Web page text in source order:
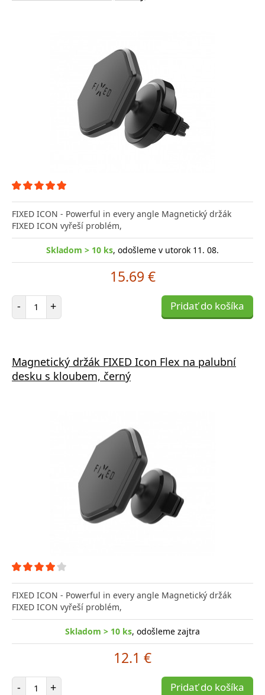
FIXED ICON - Powerful in every angle Magnetický držák
FIXED ICON vyřeší problém,
Skladom > 10 ks, odošleme v utorok 11. 08.
15.69 €
- Počet položiek
+ Pridať do košíka
Magnetický držák FIXED Icon Flex na palubní
desku s kloubem, černý
FIXED ICON - Powerful in every angle Magnetický držák
FIXED ICON vyřeší problém,
Skladom > 10 ks, odošleme zajtra
12.1 €
- Počet položiek
+ Pridať do košíka